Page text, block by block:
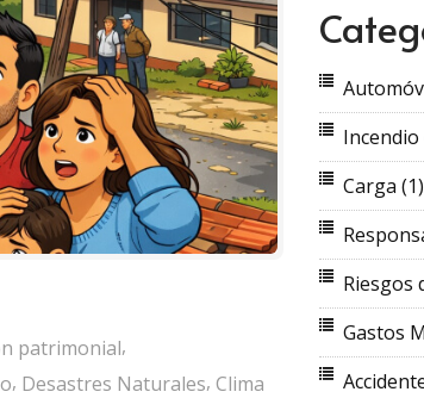
patrimonial,
, Desastres Naturales, Clima
Incendio
Carga (1)
Riesgos
Gastos